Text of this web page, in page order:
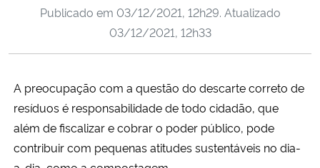
Ministério de Minas e Energia
Ministério do Meio Ambiente
Ministério do Turismo
Publicado em 03/12/2021, 12h29. Atualizado
03/12/2021, 12h33
A preocupação com a questão do descarte correto de
resíduos é responsabilidade de todo cidadão, que
além de fiscalizar e cobrar o poder público, pode
contribuir com pequenas atitudes sustentáveis no dia-